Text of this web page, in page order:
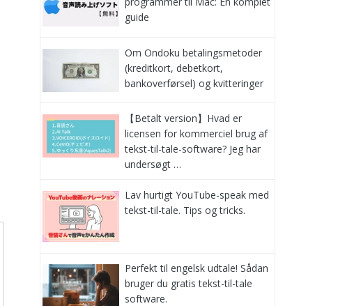
guide
Om Ondoku betalingsmetoder
(kreditkort, debetkort,
bankoverførsel) og kvitteringer
【Betalt version】Hvad er
licensen for kommerciel brug af
tekst-til-tale-software? Jeg har
undersøgt …
Lav hurtigt YouTube-speak med
tekst-til-tale. Tips og tricks.
Perfekt til engelsk udtale! Sådan
bruger du gratis tekst-til-tale
software.